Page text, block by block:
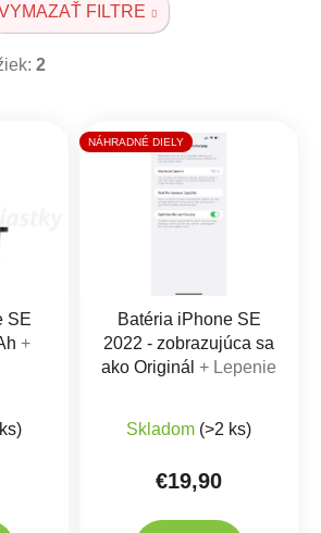
FILTRE
2
SE
+
NÁHRADNÉ DIELY
Batéria iPhone SE
2022 - zobrazujúca sa
ako Originál+ Lepenie
Skladom (>2 ks)
€19,90